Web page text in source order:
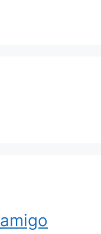
amigo